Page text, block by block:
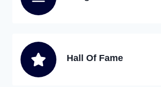
Hall Of Fame